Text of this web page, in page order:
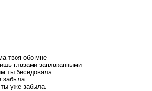
твоя обо мне
глазами заплаканными
ты беседовала
забыла.
уже забыла.